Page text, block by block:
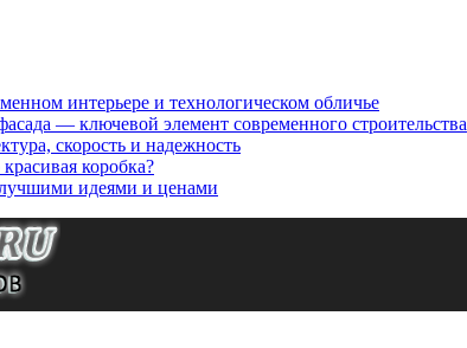
интерьере и технологическом обличье
— ключевой элемент современного строительства
скорость и надежность
коробка?
идеями и ценами